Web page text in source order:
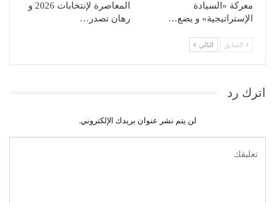
معركة «السيادة
الإستراتيجية» و يضع…
المعاصرة لإنتخابات 2026 و
رهان تصدر…
السابق التالي
اترك رد
لن يتم نشر عنوان بريدك الإلكتروني.